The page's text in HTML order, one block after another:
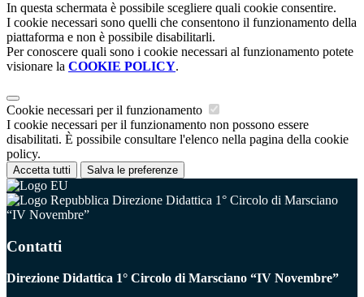
In questa schermata è possibile scegliere quali cookie consentire.
I cookie necessari sono quelli che consentono il funzionamento della
piattaforma e non è possibile disabilitarli.
Per conoscere quali sono i cookie necessari al funzionamento potete
visionare la COOKIE POLICY.
Cookie necessari per il funzionamento
I cookie necessari per il funzionamento non possono essere
disabilitati. È possibile consultare l'elenco nella pagina della cookie
policy.
Accetta tutti Salva le preferenze
Direzione Didattica 1° Circolo di Marsciano
“IV Novembre”
Contatti
Direzione Didattica 1° Circolo di Marsciano “IV Novembre”